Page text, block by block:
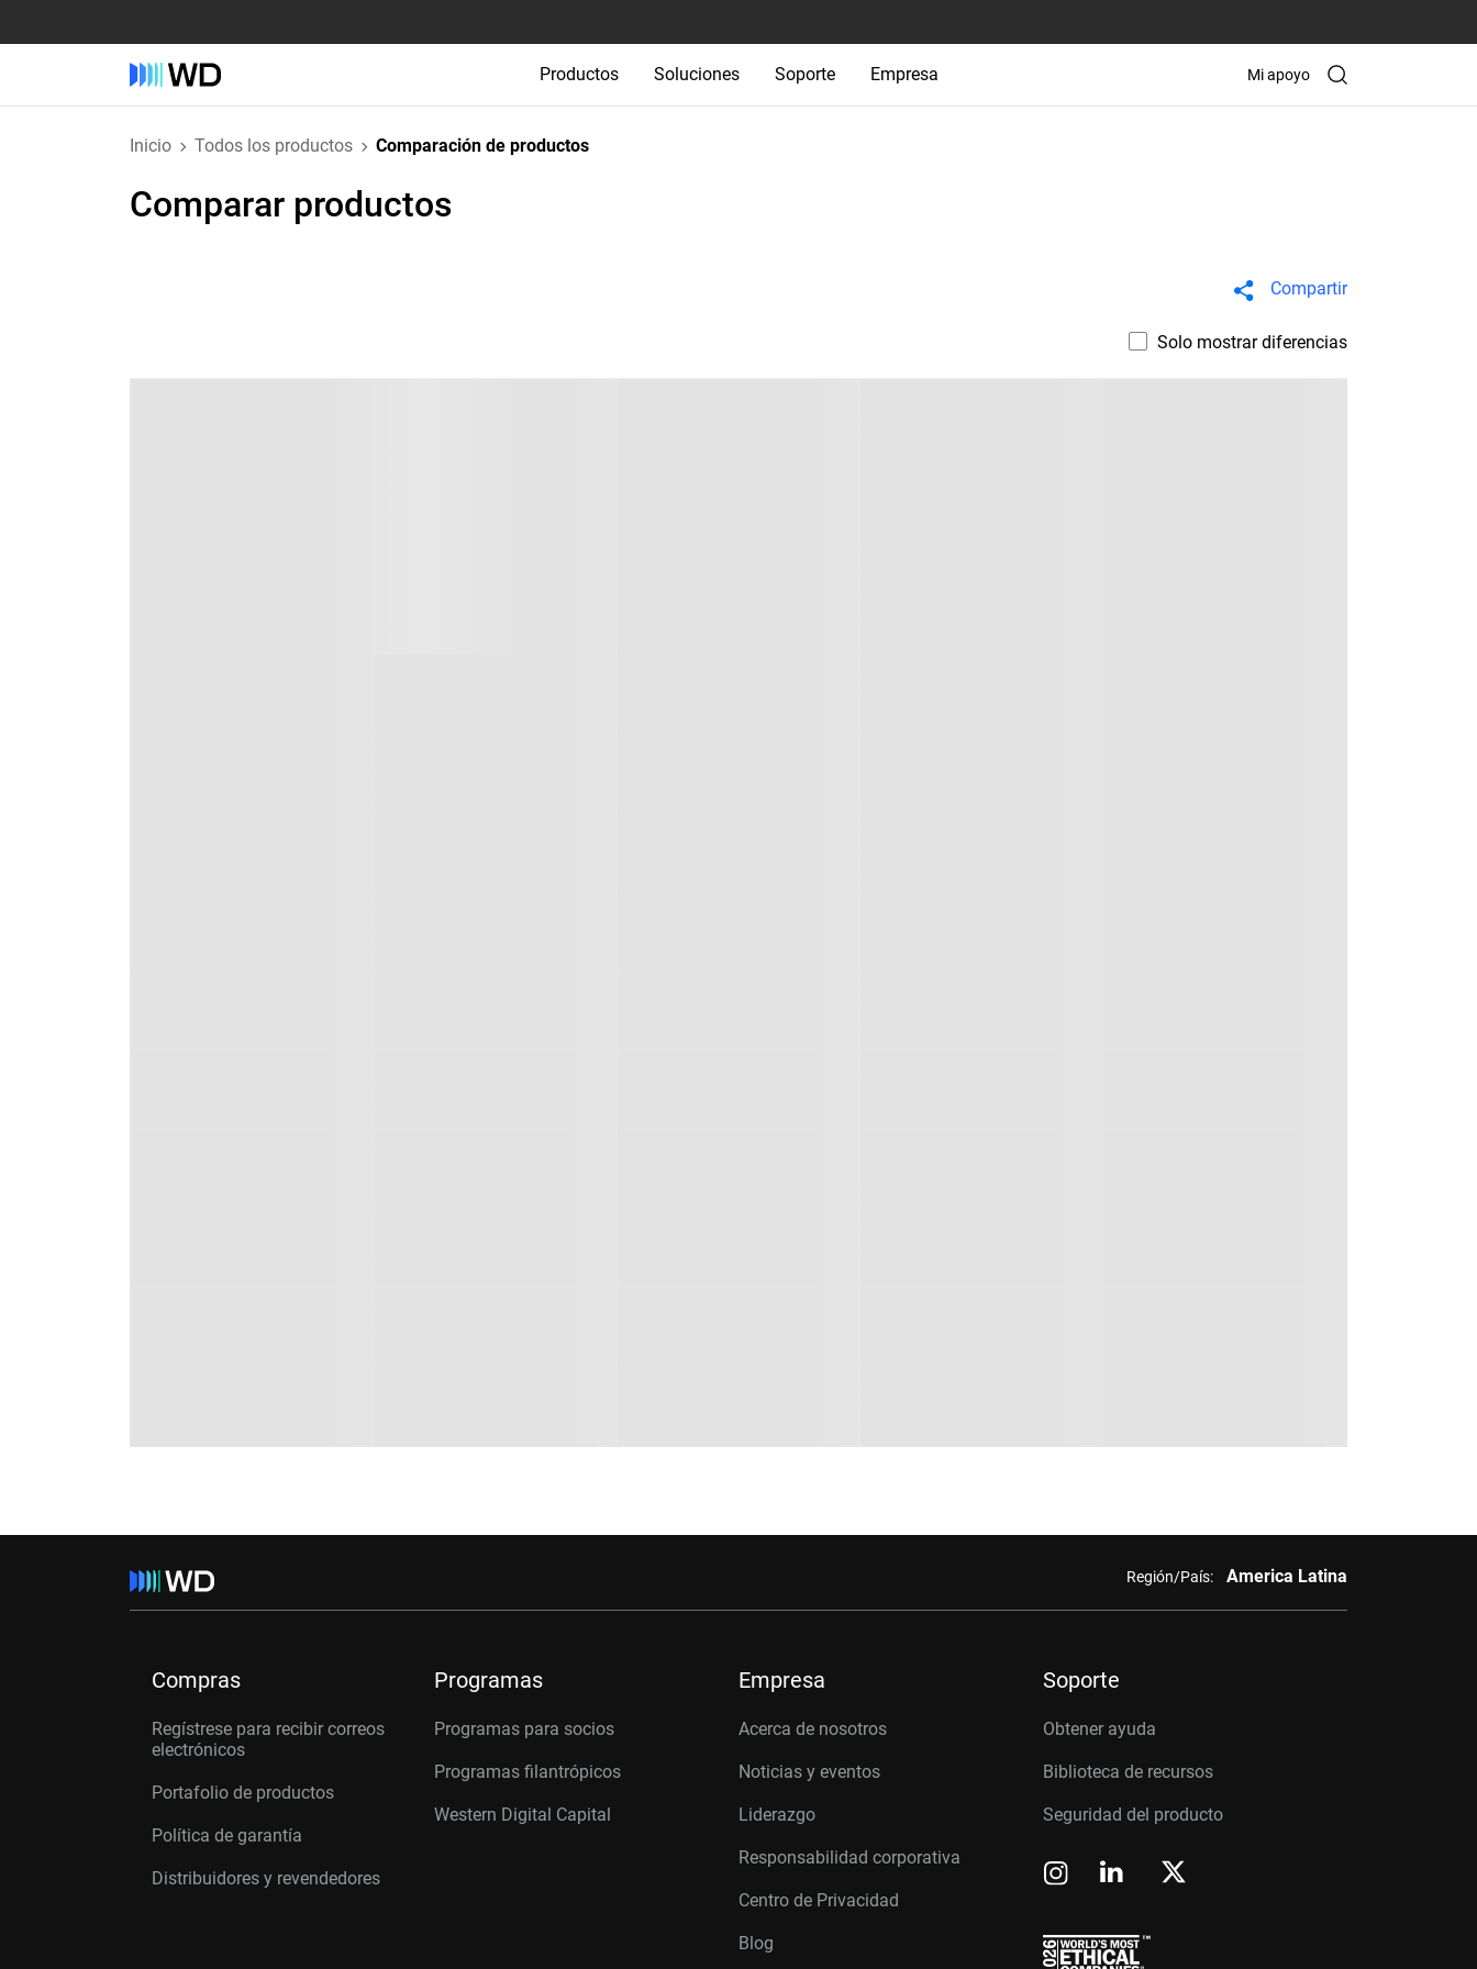
Productos Soluciones Soporte Empresa Mi apoyo
Inicio Todos los productos Comparación de productos
Comparar productos
Compartir
Solo mostrar diferencias
Región/País: America Latina
Compras
Regístrese para recibir correos
electrónicos
Portafolio de productos
Política de garantía
Distribuidores y revendedores
Programas
Programas para socios
Programas filantrópicos
Western Digital Capital
Empresa
Acerca de nosotros
Noticias y eventos
Liderazgo
Responsabilidad corporativa
Centro de Privacidad
Blog
Soporte
Obtener ayuda
Biblioteca de recursos
Seguridad del producto